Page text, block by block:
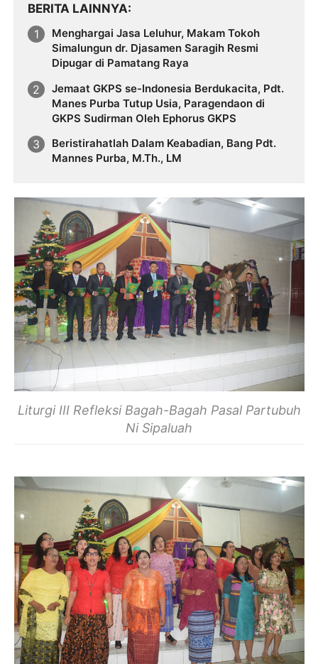
BERITA LAINNYA
Menghargai Jasa Leluhur, Makam Tokoh
Simalungun dr. Djasamen Saragih Resmi
Dipugar di Pamatang Raya
Jemaat GKPS se-Indonesia Berdukacita, Pdt.
Manes Purba Tutup Usia, Paragendaon di
GKPS Sudirman Oleh Ephorus GKPS
Beristirahatlah Dalam Keabadian, Bang Pdt.
Mannes Purba, M.Th., LM
Liturgi III Refleksi Bagah-Bagah Pasal Partubuh
Ni Sipaluah